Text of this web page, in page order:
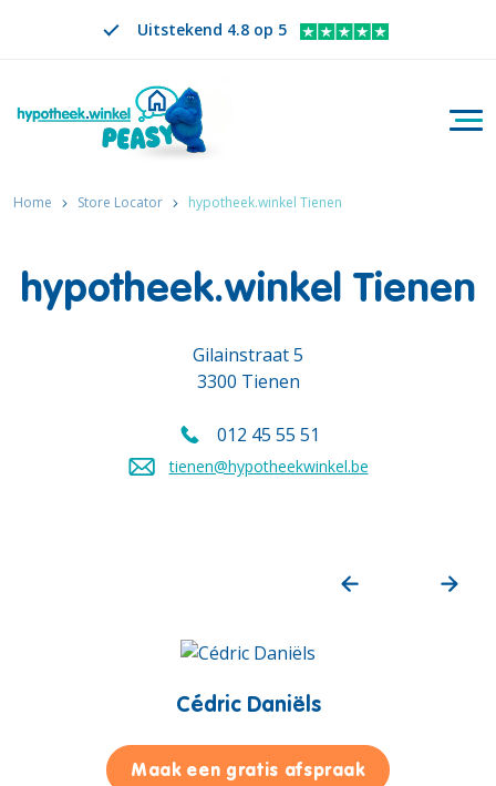
Uitstekend 4.8 op 5
Zoeken
VERANDER TAAL. GESELECTEERDE TAAL IS
NL
Home Store Locator hypotheek.winkel Tienen
hypotheek.winkel Tienen
Gilainstraat 5
3300 Tienen
Bel ons op
012 45 55 51
Stuur een mail naar
tienen@hypotheekwinkel.be
Cédric Daniëls
Maak een gratis afspraakvoor Cédric